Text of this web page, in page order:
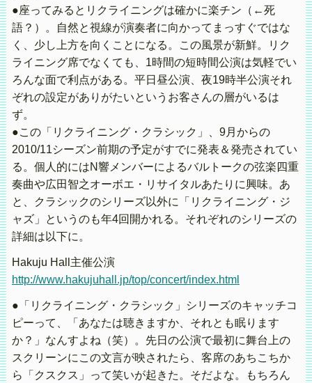
●座ってみるとリクライニングは確かに楽チン（←死
語？）。自然と視線が演奏者に向かってまっすぐではな
く、少し上方を向くことになる。この風景が新鮮。リク
ライニング席でなくても、1時間の短時間公演は気軽でい
ろんな面で利点がある。平日昼公演、夜19時半公演それ
ぞれの設定がありがたいというお客さんの層がいるは
ず。
●この「リクライニング・クラシック」、9月からの
2010/11シーズン前期の予定がすでに発表＆発売されてい
る。個人的にはN響メンバーによるバルトークの弦楽四重
奏曲や広田智之オーボエ・リサイタルあたりに興味。あ
と、クラシックのシリーズ以外に「リクライニング・ジ
ャズ」というのも年4回開かれる。それぞれのシリーズの
詳細は以下に。
Hakuju Hall主催公演
http://www.hakujuhall.jp/top/concert/index.html
●「リクライニング・クラシック」シリーズのキャッチコ
ピーって、「あなたは聴きますか、それとも眠ります
か？」なんすよね（笑）。先日の公演で最初に舞台上の
スクリーンにこの文言が映されたら、客席のあちこちか
ら「クスクス」って笑いが起きた。そだよな。もちろん